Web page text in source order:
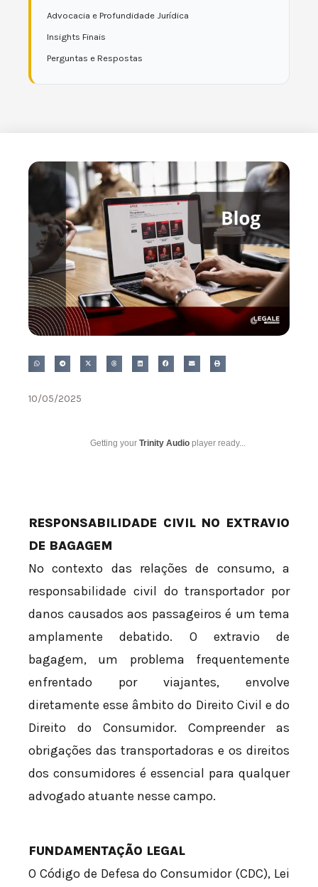
Advocacia e Profundidade Jurídica
Insights Finais
Perguntas e Respostas
10/05/2025
Getting your Trinity Audio player ready...
RESPONSABILIDADE CIVIL NO EXTRAVIO
DE BAGAGEM
No contexto das relações de consumo, a
responsabilidade civil do transportador por
danos causados aos passageiros é um tema
amplamente debatido. O extravio de
bagagem, um problema frequentemente
enfrentado por viajantes, envolve
diretamente esse âmbito do Direito Civil e do
Direito do Consumidor. Compreender as
obrigações das transportadoras e os direitos
dos consumidores é essencial para qualquer
advogado atuante nesse campo.
FUNDAMENTAÇÃO LEGAL
O Código de Defesa do Consumidor (CDC), Lei